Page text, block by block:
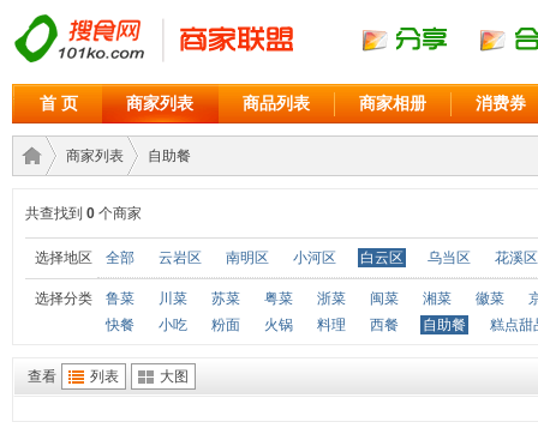
首 页 商家列表 商品列表 商家相册 消费券
商家›
商家列表
›
自助餐
共查找到 0 个商家
选择地区 全部 云岩区 南明区 小河区 白云区 乌当区 花溪区
选择分类 鲁菜 川菜 苏菜 粤菜 浙菜 闽菜 湘菜 徽菜
快餐
小吃 粉面 火锅 料理 西餐 自助餐 糕点甜
查看 列表 大图